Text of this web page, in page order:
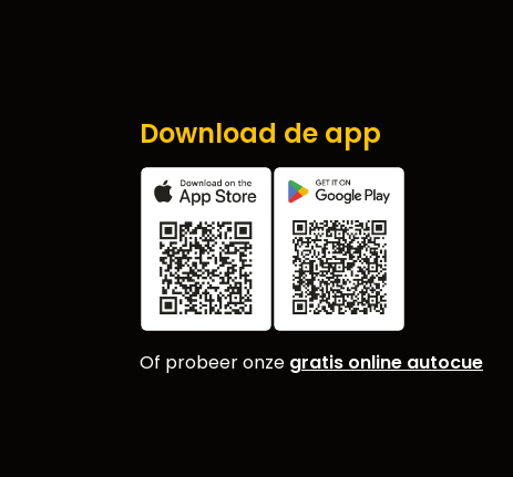
Download de app
Of probeer onze gratis online autocue